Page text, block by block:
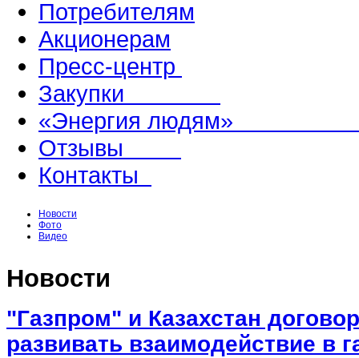
Потребителям
Акционерам
Пресс-центр
Закупки
«Энергия
Отзывы
Контакты
Новости
Фото
Видео
Новости
"Газпром" и Казахстан
развивать взаимодействие в